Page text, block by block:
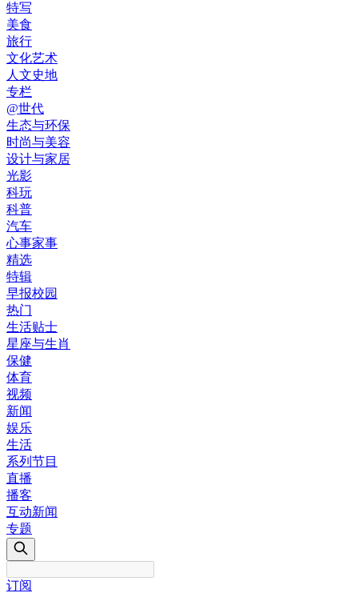
特写
美食
旅行
文化艺术
人文史地
专栏
@世代
生态与环保
时尚与美容
设计与家居
光影
科玩
科普
汽车
心事家事
精选
特辑
早报校园
热门
生活贴士
星座与生肖
保健
体育
视频
新闻
娱乐
生活
系列节目
直播
播客
互动新闻
专题
订阅